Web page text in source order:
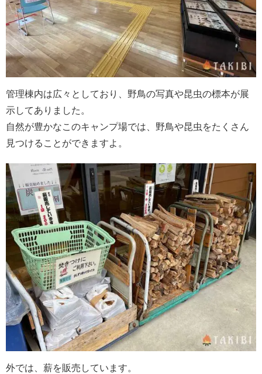
管理棟内は広々としており、野鳥の写真や昆虫の標本が展
示してありました。
自然が豊かなこのキャンプ場では、野鳥や昆虫をたくさん
見つけることができますよ。
外では、薪を販売しています。